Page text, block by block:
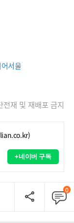
서울
재 및 재배포 금지
+네이버 구독
0